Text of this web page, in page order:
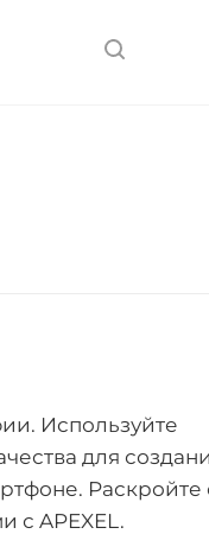
Используйте
для
Раскройте
с APEXEL.